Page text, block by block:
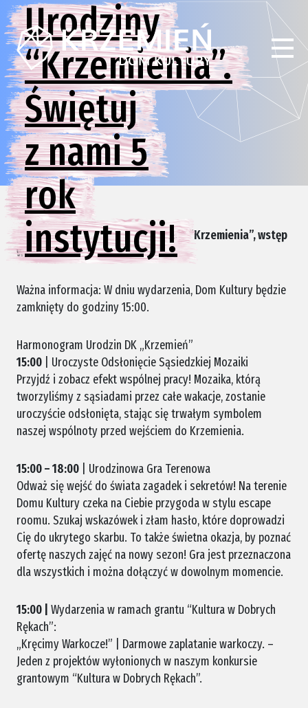
Urodziny
“Krzemienia”.
Świętuj
z nami 5
rok
instytucji!
6.09.2025 r., godz. 15:00 – Urodziny “Krzemienia”, wstęp
wolny
Ważna informacja: W dniu wydarzenia, Dom Kultury będzie
zamknięty do godziny 15:00.
Harmonogram Urodzin DK „Krzemień”
15:00 | Uroczyste Odsłonięcie Sąsiedzkiej Mozaiki
Przyjdź i zobacz efekt wspólnej pracy! Mozaika, którą
tworzyliśmy z sąsiadami przez całe wakacje, zostanie
uroczyście odsłonięta, stając się trwałym symbolem
naszej wspólnoty przed wejściem do Krzemienia.
15:00 – 18:00 | Urodzinowa Gra Terenowa
Odważ się wejść do świata zagadek i sekretów! Na terenie
Domu Kultury czeka na Ciebie przygoda w stylu escape
roomu. Szukaj wskazówek i złam hasło, które doprowadzi
Cię do ukrytego skarbu. To także świetna okazja, by poznać
ofertę naszych zajęć na nowy sezon! Gra jest przeznaczona
dla wszystkich i można dołączyć w dowolnym momencie.
15:00 | Wydarzenia w ramach grantu “Kultura w Dobrych
Rękach”:
„Kręcimy Warkocze!” | Darmowe zaplatanie warkoczy. –
Jeden z projektów wyłonionych w naszym konkursie
grantowym “Kultura w Dobrych Rękach”.